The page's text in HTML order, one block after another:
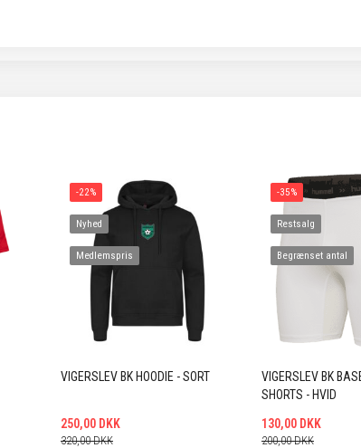
-22%
Nyhed
Medlemspris
VIGERSLEV BK HOODIE - SORT
250,00 DKK
320,00 DKK
-35%
Restsalg
Begrænset antal
VIGERSLEV BK
SHORTS - HVID
130,00 DKK
200,00 DKK